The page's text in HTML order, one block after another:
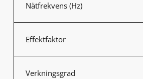
Nätfrekvens (Hz)
Effektfaktor
Verkningsgrad